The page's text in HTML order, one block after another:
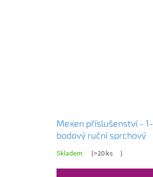
Mexen příslušenství - 1-
bodový ruční sprchový
785406052-00
Skladem (>20 ks )